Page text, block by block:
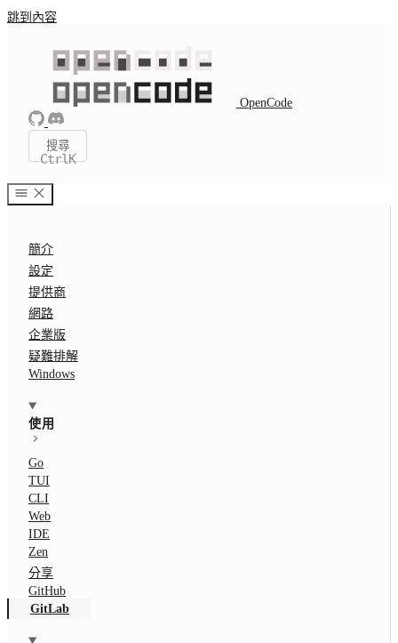
跳到內容
OpenCode
搜尋
CtrlK
簡介
設定
提供商
網路
企業版
疑難排解
Windows
使用
Go
TUI
CLI
Web
IDE
Zen
分享
GitHub
GitLab